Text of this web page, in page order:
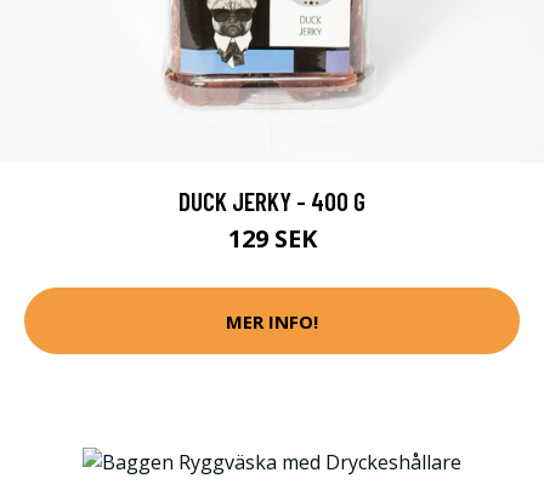
DUCK JERKY - 400 G
129 SEK
MER INFO!